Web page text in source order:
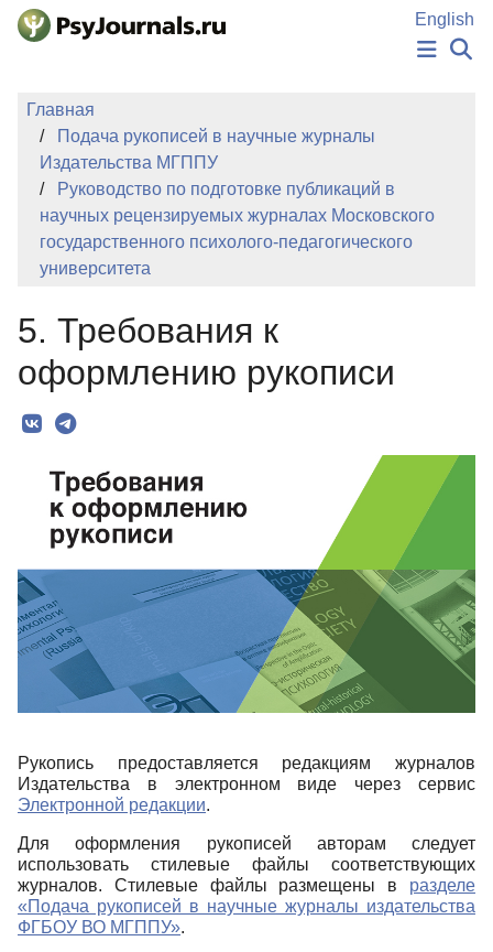
Перейти к основному содержанию
English
ИЗДАНИЯ
АВТОРЫ
БАЗА ЗНАНИЙ
КЛЮЧЕВЫЕ СЛОВА
Регистрация
Вход
Главная
Подача рукописей в научные журналы
Издательства МГППУ
Руководство по подготовке публикаций в
научных рецензируемых журналах Московского
государственного психолого-педагогического
университета
5. Требования к
оформлению рукописи
Рукопись предоставляется редакциям журналов
Издательства в электронном виде через сервис
Электронной редакции.
Для оформления рукописей авторам следует
использовать стилевые файлы соответствующих
журналов. Стилевые файлы размещены в разделе
«Подача рукописей в научные журналы издательства
ФГБОУ ВО МГППУ».